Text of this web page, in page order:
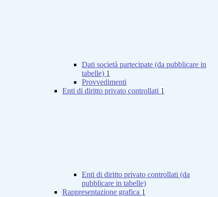
Dati società partecipate (da pubblicare in
tabelle) 1
Provvedimenti
Enti di diritto privato controllati 1
Enti di diritto privato controllati (da
pubblicare in tabelle)
Rappresentazione grafica 1